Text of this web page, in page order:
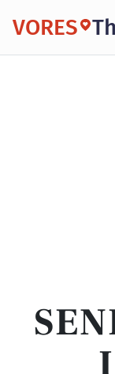
VORES